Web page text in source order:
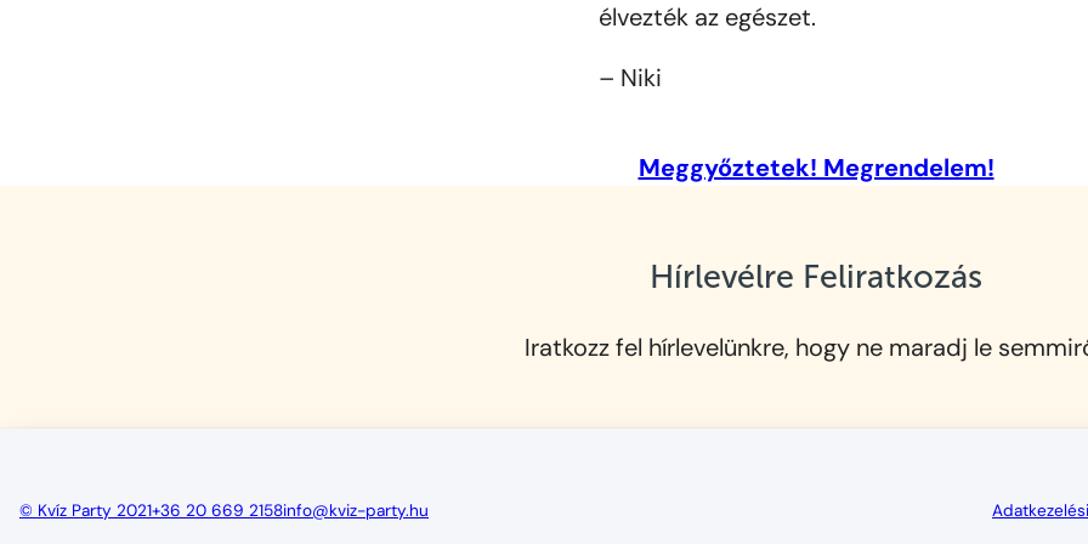
élvezték az egészet.
– Niki
Meggyőztetek! Megrendelem!
Hírlevélre Feliratkozás
Iratkozz fel hírlevelünkre, hogy ne maradj le
© Kvíz Party 2021+36 20 669 2158info@kviz-party.hu